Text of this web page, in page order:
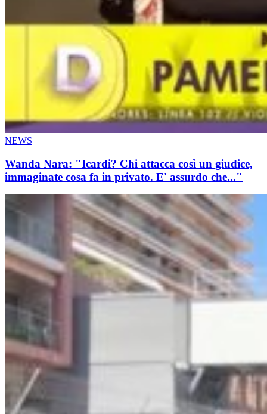
NEWS
Wanda Nara: "Icardi? Chi attacca così un giudice,
immaginate cosa fa in privato. E' assurdo che..."